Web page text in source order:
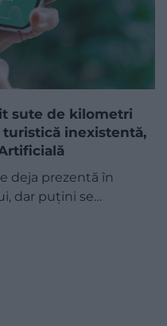
sute de kilometri
inexistentă,
deja prezentă în
dar puțini se…